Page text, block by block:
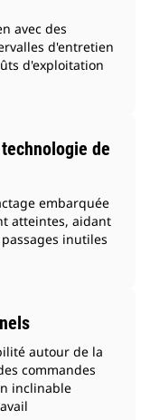
avec des
d'entretien
d'exploitation
de
embarquée
atteintes, aidant
inutiles
autour de la
commandes
inclinable